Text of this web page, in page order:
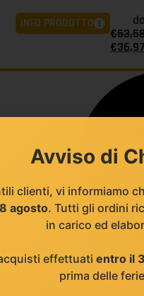
da
€
€36,97
INFO PRODOTTO
Avviso di
clienti, vi informiamo
agosto. Tutti gli ordini
in carico ed
effettuati entro il
prima delle